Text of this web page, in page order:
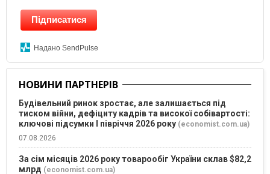
Підписатися
Надано SendPulse
НОВИНИ ПАРТНЕРІВ
Будівельний ринок зростає, але залишається під
тиском війни, дефіциту кадрів та високої собівартості:
ключові підсумки І півріччя 2026 року (economist.com.ua)
07.08.2026
За сім місяців 2026 року товарообіг України склав $82,2
млрд (economist.com.ua)